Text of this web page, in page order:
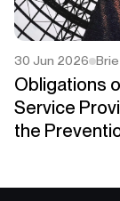
30 Jun 2026
Obligations
Service
the